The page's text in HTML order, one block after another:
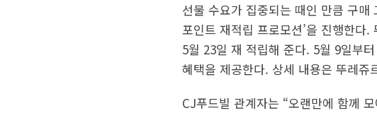
선물 수요가 집중되는 때인 만큼 구
포인트 재적립 프로모션’을 진행한다
5월 23일 재 적립해 준다. 5월 9일부
혜택을 제공한다. 상세 내용은 뚜레쥬
CJ푸드빌 관계자는 “오랜만에 함께